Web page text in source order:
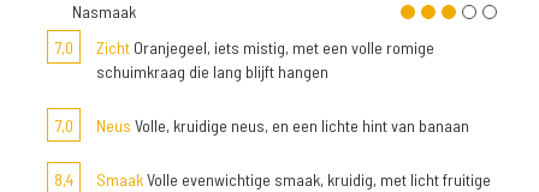
Nasmaak
7,0
Zicht Oranjegeel, iets mistig, met een volle romige
schuimkraag die lang blijft hangen
7,0 Neus Volle, kruidige neus, en een lichte hint van banaan
8,4 SmaakVolle evenwichtige smaak, kruidig, met licht fruitige